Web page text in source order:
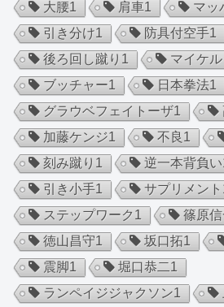
大腰1 肩車1 マッ
引き分け1 防具付空手1
後ろ回し蹴り 1 マイケ
ブッチャー1 日本拳法1
グラウベフェイトーザ1
加藤ケンジ1 不良 1
刻み蹴り 1 逆一本背負い
引き小手1 サプリメント
ステップワーク1 篠原
徳山昌守1 坂口拓1
震脚1 堀口恭二1
ランペイジジャクソン1